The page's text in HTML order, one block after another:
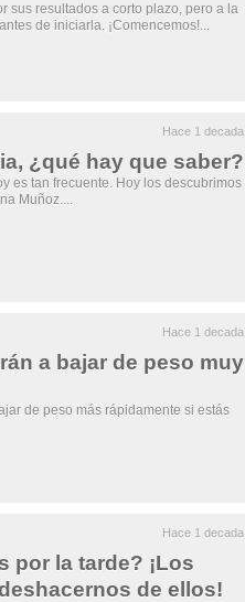
sus resultados a corto plazo, pero a la
de iniciarla. ¡Comencemos!...
Hace 1 decada
¿qué hay que saber?
es tan frecuente. Hoy los descubrimos
Muñoz....
Hace 1 decada
a bajar de peso muy
de peso más rápidamente si estás
Hace 1 decada
por la tarde? ¡Los
de ellos!